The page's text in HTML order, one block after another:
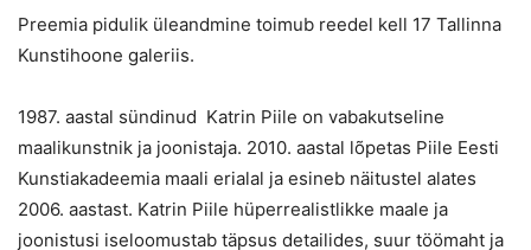
Preemia pidulik üleandmine toimub reedel kell 17 Tallinna
Kunstihoone galeriis.
1987. aastal sündinud Katrin Piile on vabakutseline
maalikunstnik ja joonistaja. 2010. aastal lõpetas Piile Eesti
Kunstiakadeemia maali erialal ja esineb näitustel alates
2006. aastast. Katrin Piile hüperrealistlikke maale ja
joonistusi iseloomustab täpsus detailides, suur töömaht ja